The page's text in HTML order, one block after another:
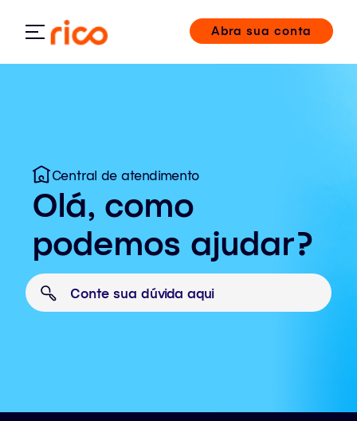
Abra sua conta
Central de atendimento
Olá, como
podemos ajudar?